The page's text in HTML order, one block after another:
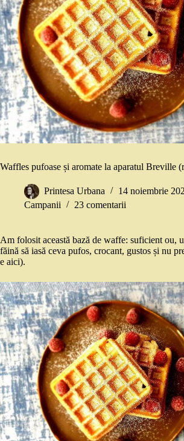
Waffles pufoase și aromate la aparatul Breville
Printesa Urbana
14 noiembrie
Campanii
23 comentarii
Am folosit această bază de waffe: suficient ou,
făină să iasă ceva pufos, crocant, gustos și nu
e aici).